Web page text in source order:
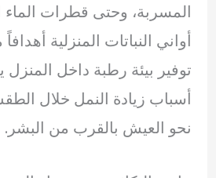
المسربة، وحتى قطرات الماء
أواني النباتات المنزلية
توفير بيئة رطبة داخل
أسباب زيادة النمل خلال
نحو العيش بالقرب من البشر.